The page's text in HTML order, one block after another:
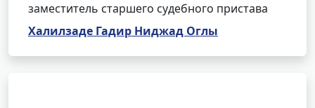
заместитель старшего судебного пристава
Халилзаде Гадир Ниджад Оглы